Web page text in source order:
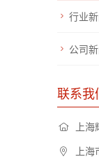
行业
公司
联系我
上
上